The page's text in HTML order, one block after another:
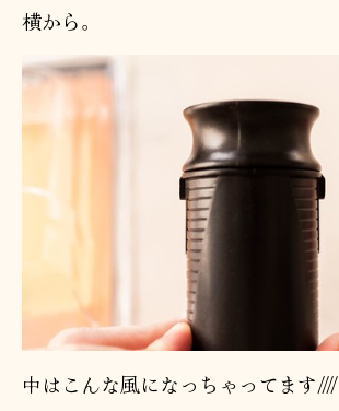
横から。
中はこんな風になっちゃってます////